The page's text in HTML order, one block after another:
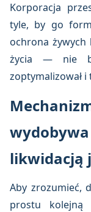
Korporacja
tyle, by go
ochrona żywych
życia — nie
zoptymalizował i
likwidacją
Aby zrozumieć,
prostu kolejną